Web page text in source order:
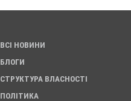
ВСІ НОВИНИ
БЛОГИ
СТРУКТУРА ВЛАСНОСТІ
ПОЛІТИКА